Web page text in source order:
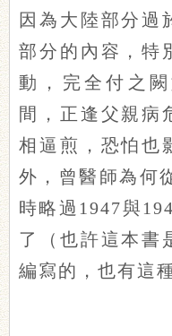
因為大陸部分過
部分的內容，特
動，完全付之
間，正逢父親病
相逼煎，恐怕也
外，曾醫師為何
時略過1947與
了（也許這本書
編寫的，也有這